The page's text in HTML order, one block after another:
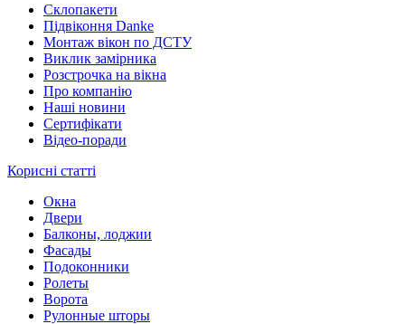
Склопакети
Підвіконня Danke
Монтаж вікон по ДСТУ
Виклик замірника
Розстрочка на вікна
Про компанію
Наші новини
Сертифікати
Відео-поради
Корисні статті
Окна
Двери
Балконы, лоджии
Фасады
Подоконники
Ролеты
Ворота
Рулонные шторы